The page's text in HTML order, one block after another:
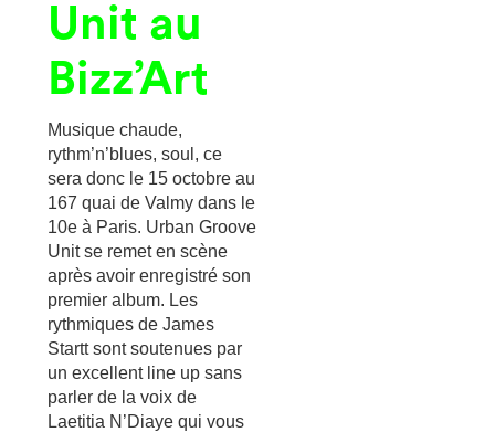
Unit au
Bizz’Art
Musique chaude,
rythm’n’blues, soul, ce
sera donc le 15 octobre au
167 quai de Valmy dans le
10e à Paris. Urban Groove
Unit se remet en scène
après avoir enregistré son
premier album. Les
rythmiques de James
Startt sont soutenues par
un excellent line up sans
parler de la voix de
Laetitia N’Diaye qui vous